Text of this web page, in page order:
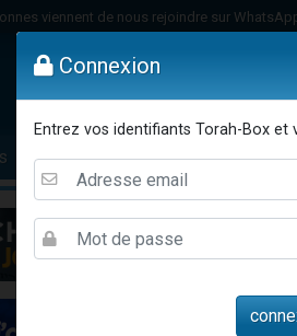
viennent de nous rejoindre sur
viennent de nous rejoindre sur WhatsApp
viennent de demander une bénédiction
viennent de nous rejoindre sur
personnes viennent de faire un don pour
49 places pour étudier en groupe sur Zoom
nouvelles musiques dans Torah-Box Music
Femmes Enfants Etude sur
Connexion
Entrez vos identifiants Torah-Box et